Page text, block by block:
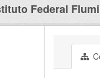
Federal